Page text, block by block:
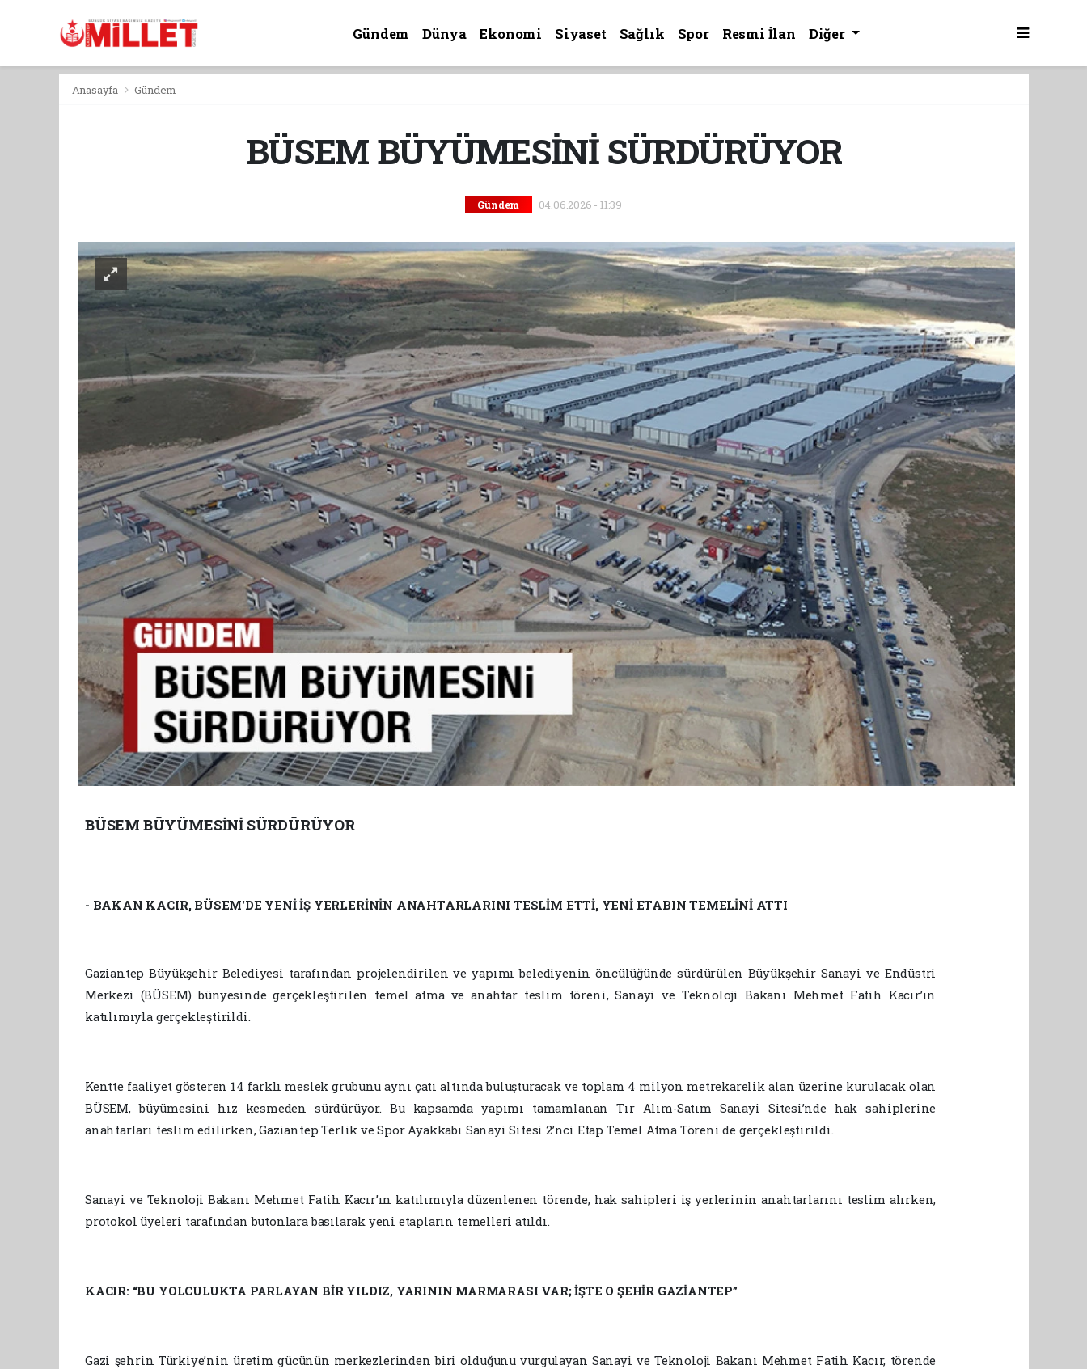
Gündem Dünya Ekonomi Siyaset Sağlık Spor Resmi İlan Diğer
Anasayfa Gündem
BÜSEM BÜYÜMESİNİ SÜRDÜRÜYOR
Gündem 04.06.2026 - 11:39
BÜSEM BÜYÜMESİNİ SÜRDÜRÜYOR
- BAKAN KACIR, BÜSEM'DE YENİ İŞ YERLERİNİN ANAHTARLARINI TESLİM ETTİ, YENİ ETABIN TEMELİNİ ATTI
Gaziantep Büyükşehir Belediyesi tarafından projelendirilen ve yapımı belediyenin öncülüğünde sürdürülen Büyükşehir Sanayi ve Endüstri
Merkezi (BÜSEM) bünyesinde gerçekleştirilen temel atma ve anahtar teslim töreni, Sanayi ve Teknoloji Bakanı Mehmet Fatih Kacır’ın
katılımıyla gerçekleştirildi.
Kentte faaliyet gösteren 14 farklı meslek grubunu aynı çatı altında buluşturacak ve toplam 4 milyon metrekarelik alan üzerine kurulacak olan
BÜSEM, büyümesini hız kesmeden sürdürüyor. Bu kapsamda yapımı tamamlanan Tır Alım-Satım Sanayi Sitesi’nde hak sahiplerine
anahtarları teslim edilirken, Gaziantep Terlik ve Spor Ayakkabı Sanayi Sitesi 2’nci Etap Temel Atma Töreni de gerçekleştirildi.
Sanayi ve Teknoloji Bakanı Mehmet Fatih Kacır’ın katılımıyla düzenlenen törende, hak sahipleri iş yerlerinin anahtarlarını teslim alırken,
protokol üyeleri tarafından butonlara basılarak yeni etapların temelleri atıldı.
KACIR: “BU YOLCULUKTA PARLAYAN BİR YILDIZ, YARININ MARMARASI VAR; İŞTE O ŞEHİR GAZİANTEP”
Gazi şehrin Türkiye’nin üretim gücünün merkezlerinden biri olduğunu vurgulayan Sanayi ve Teknoloji Bakanı Mehmet Fatih Kacır, törende